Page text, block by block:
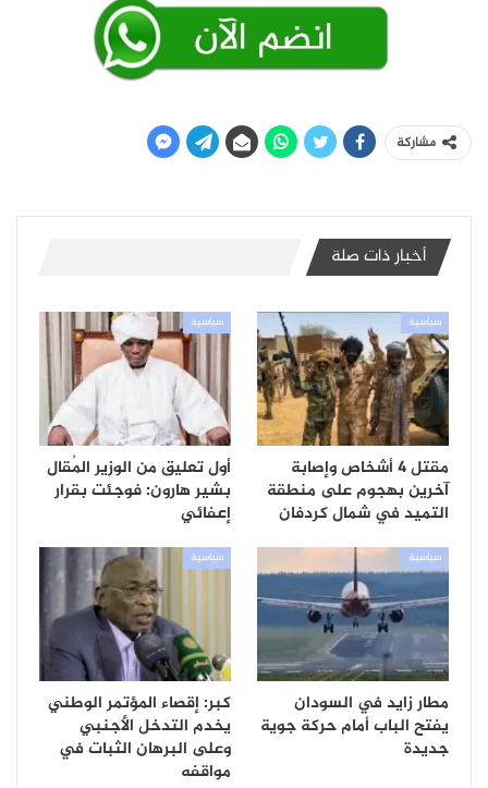
مشاركة
أخبار ذات صلة
سياسية
مقتل 4 أشخاص وإصابة
آخرين بهجوم على منطقة
التميد في شمال كردفان
سياسية
أول تعليق من الوزير المُقال
بشير هارون: فوجئت بقرار
إعفائي
سياسية
مطار زايد في السودان
يفتح الباب أمام حركة جوية
جديدة
سياسية
كبر: إقصاء المؤتمر الوطني
يخدم التدخل الأجنبي
وعلى البرهان الثبات في
مواقفه